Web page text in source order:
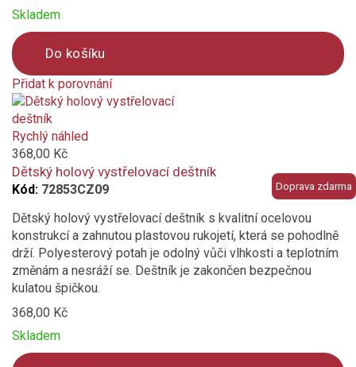
Skladem
Do košíku
Přidat k porovnání
Product
is
added
to
compare
Doprava zdarma
Rychlý náhled
368,00 Kč
Dětský holový vystřelovací deštník
Kód: 72853CZ09
Dětský holový vystřelovací deštník s kvalitní ocelovou
konstrukcí a zahnutou plastovou rukojetí, která se pohodlně
drží. Polyesterový potah je odolný vůči vlhkosti a teplotním
změnám a nesráží se. Deštník je zakončen bezpečnou
kulatou špičkou.
368,00 Kč
Skladem